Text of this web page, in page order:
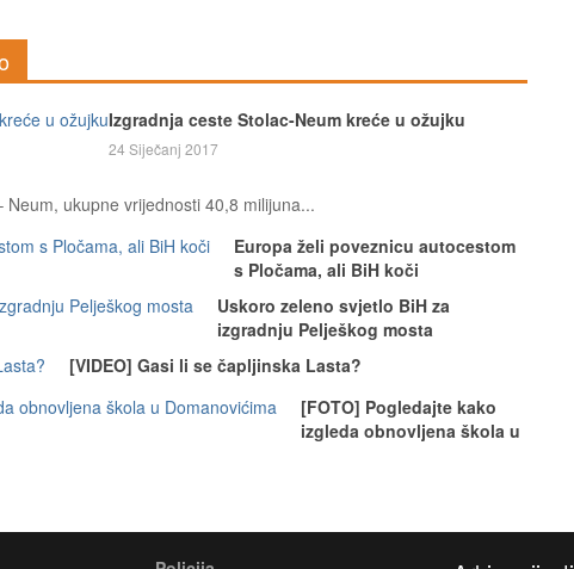
Izgradnja ceste Stolac-Neum kreće u ožujku
24 Siječanj 2017
ukupne vrijednosti 40,8 milijuna...
Europa želi poveznicu autocestom
s Pločama, ali BiH koči
Uskoro zeleno svjetlo BiH za
izgradnju Pelješkog mosta
[VIDEO] Gasi li se čapljinska Lasta?
[FOTO] Pogledajte kako
izgleda obnovljena škola u